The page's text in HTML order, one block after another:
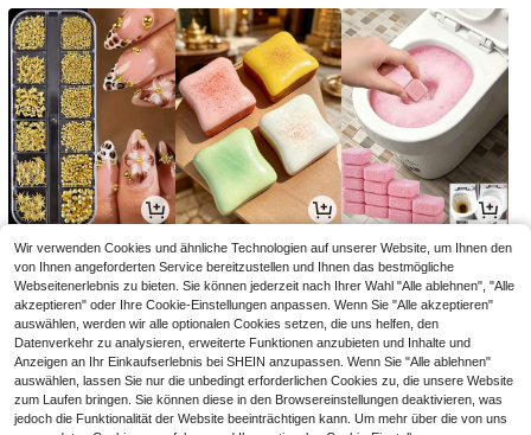
3,95€ 2,88€ 3,07€
Wir verwenden Cookies und ähnliche Technologien auf unserer Website, um Ihnen den
von Ihnen angeforderten Service bereitzustellen und Ihnen das bestmögliche
Webseitenerlebnis zu bieten. Sie können jederzeit nach Ihrer Wahl "Alle ablehnen", "Alle
akzeptieren" oder Ihre Cookie-Einstellungen anpassen. Wenn Sie "Alle akzeptieren"
auswählen, werden wir alle optionalen Cookies setzen, die uns helfen, den
Datenverkehr zu analysieren, erweiterte Funktionen anzubieten und Inhalte und
Anzeigen an Ihr Einkaufserlebnis bei SHEIN anzupassen. Wenn Sie "Alle ablehnen"
auswählen, lassen Sie nur die unbedingt erforderlichen Cookies zu, die unsere Website
zum Laufen bringen. Sie können diese in den Browsereinstellungen deaktivieren, was
jedoch die Funktionalität der Website beeinträchtigen kann. Um mehr über die von uns